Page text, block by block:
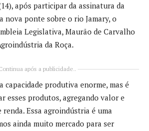
após participar da assinatura da
nova ponte sobre o rio Jamary, o
Legislativa, Maurão de Carvalho
da Roça.
após a publicidade..
capacidade produtiva enorme, mas é
esses produtos, agregando valor e
renda. Essa agroindústria é uma
ainda muito mercado para ser